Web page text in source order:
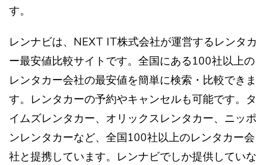
す。
レンナビは、NEXT IT株式会社が運営するレンタカ
ー最安値比較サイトです。全国にある100社以上の
レンタカー会社の最安値を簡単に検索・比較できま
す。レンタカーの予約やキャンセルも可能です。タ
イムズレンタカー、オリックスレンタカー、ニッポ
ンレンタカーなど、全国100社以上のレンタカー会
社と提携しています。レンナビでしか提供していな